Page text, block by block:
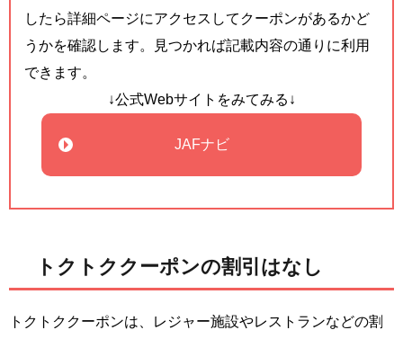
したら詳細ページにアクセスしてクーポンがあるかど
うかを確認します。見つかれば記載内容の通りに利用
できます。
↓公式Webサイトをみてみる↓
JAFナビ
トクトククーポンの割引はなし
トクトククーポンは、レジャー施設やレストランなどの割